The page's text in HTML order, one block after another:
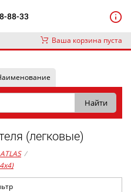
88-33
Ваша корзина пуста
(легковые)
ATLAS /